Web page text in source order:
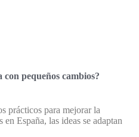
pequeños cambios?
prácticos para mejorar la
España, las ideas se adaptan